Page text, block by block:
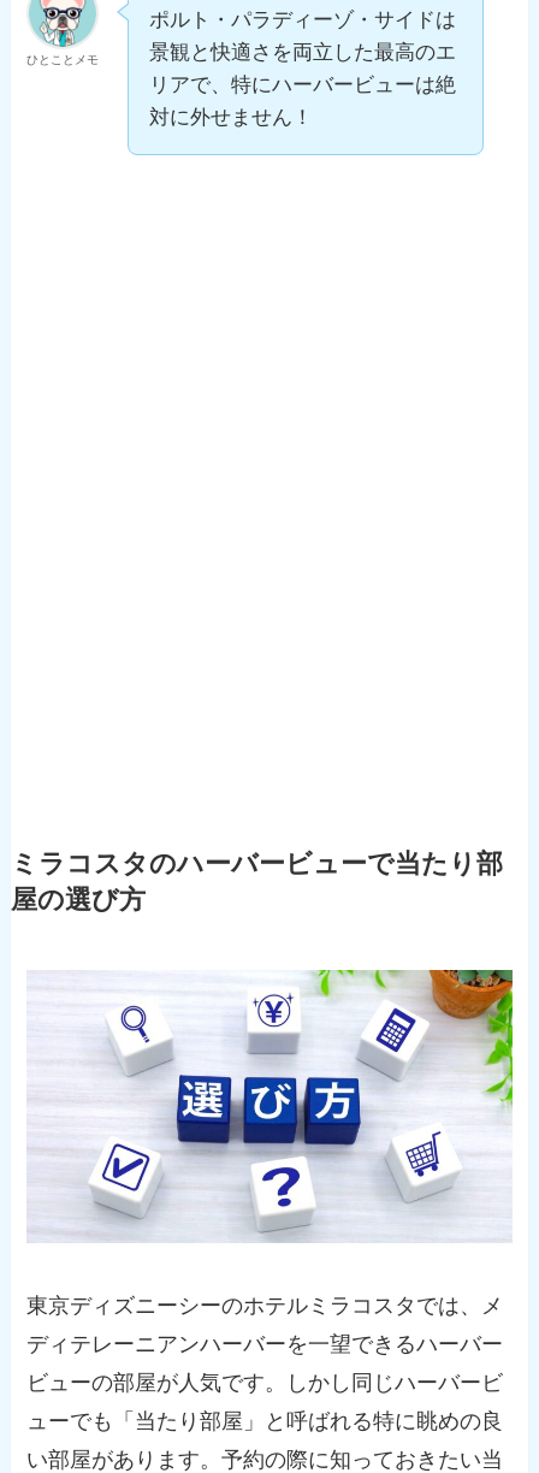
ひとことメモ
ポルト・パラディーゾ・サイドは
景観と快適さを両立した最高のエ
リアで、特にハーバービューは絶
対に外せません！
ミラコスタのハーバービューで当たり部
屋の選び方
東京ディズニーシーのホテルミラコスタでは、メ
ディテレーニアンハーバーを一望できるハーバー
ビューの部屋が人気です。しかし同じハーバービ
ューでも「当たり部屋」と呼ばれる特に眺めの良
い部屋があります。予約の際に知っておきたい当